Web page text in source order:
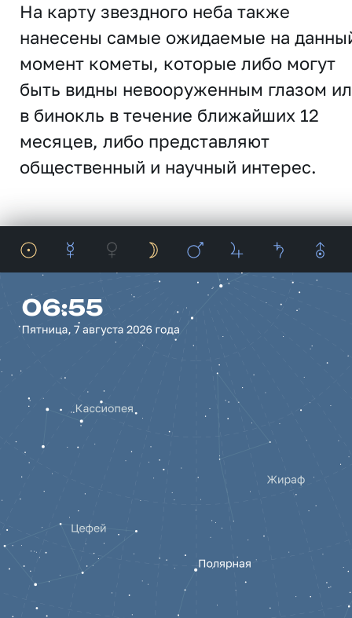
На карту звездного неба также
нанесены самые ожидаемые на
момент кометы, которые либо могут
быть видны невооруженным глазом
в бинокль в течение ближайших 12
месяцев, либо представляют
общественный и научный интерес.